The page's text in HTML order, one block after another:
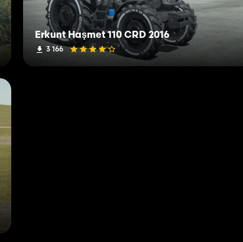
Erkunt Haşmet 110 CRD 2016
3 166